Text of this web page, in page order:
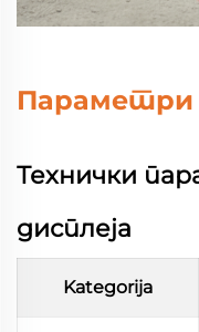
Параметри
Технички
дисплеја
Kategorija